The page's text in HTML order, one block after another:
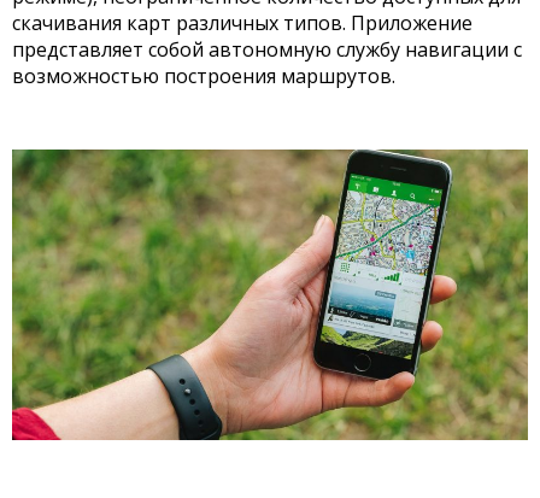
скачивания карт различных типов. Приложение
представляет собой автономную службу навигации с
возможностью построения маршрутов.